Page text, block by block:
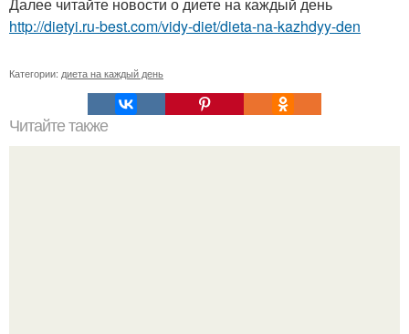
Далее читайте новости о диете на каждый день
http://dietyi.ru-best.com/vidy-diet/dieta-na-kazhdyy-den
Категории: диета на каждый день
Читайте также